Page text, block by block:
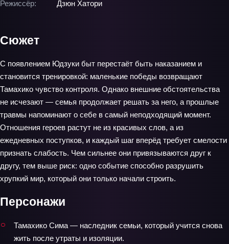
Режиссёр: Дзюн Хатори
Сюжет
С появлением Юдзуки быт перестаёт быть наказанием и
становится тренировкой: маленькие победы возвращают
Тамахико чувство контроля. Однако внешние обстоятельства
не исчезают — семья продолжает решать за него, а прошлые
травмы напоминают о себе в самый неподходящий момент.
Отношения героев растут не из красивых слов, а из
ежедневных поступков, и каждый шаг вперёд требует смелости
признать слабость. Чем сильнее они привязываются друг к
другу, тем выше риск: одно событие способно разрушить
хрупкий мир, который они только начали строить.
Персонажи
Тамахико Сима — наследник семьи, который учится снова
жить после утраты и изоляции.